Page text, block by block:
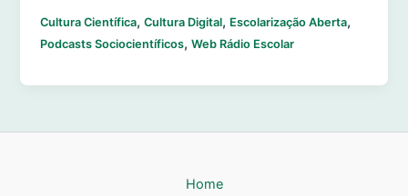
Cultura Científica,Cultura Digital, Escolarização Aberta,
Podcasts Sociocientíficos,Web Rádio Escolar
Home